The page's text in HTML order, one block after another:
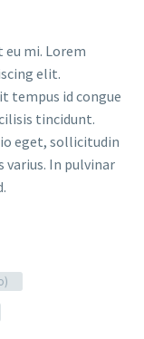
eu mi. Lorem
elit.
tempus id congue
tincidunt.
eget, sollicitudin
varius. In pulvinar